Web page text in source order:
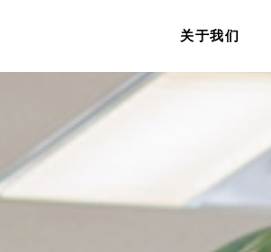
关于我们